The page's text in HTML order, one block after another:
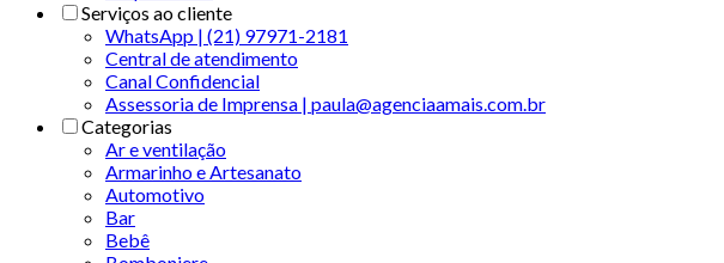
Serviços ao cliente
WhatsApp | (21) 97971-2181
Central de atendimento
Canal Confidencial
Assessoria de Imprensa | paula@agenciaamais.com.br
Categorias
Ar e ventilação
Armarinho e Artesanato
Automotivo
Bar
Bebê